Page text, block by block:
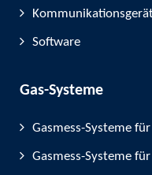
Software
Gas-Systeme
Gasmess-Systeme
Gasmess-Systeme